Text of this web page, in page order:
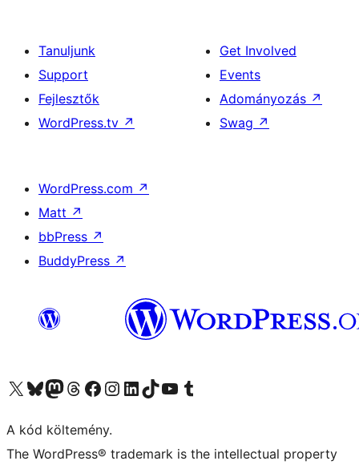
Tanuljunk
Support
Fejlesztők
WordPress.tv ↗
Get Involved
Events
Adományozás ↗
Swag ↗
WordPress.com ↗
Matt ↗
bbPress ↗
BuddyPress ↗
Visit our X (formerly Twitter) account
Visit our Bluesky account
Twitter csatornánk
Visit our Threads account
Facebook oldalunk megtekintése
Visit our Instagram account
Visit our LinkedIn account
Visit our TikTok account
Visit our YouTube channel
Visit our Tumblr account
A kód költemény.
The WordPress® trademark is the intellectual property